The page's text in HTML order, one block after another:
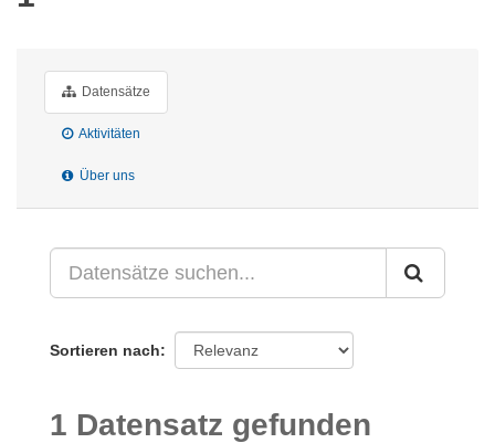
Datensätze
Aktivitäten
Über uns
Sortieren nach
1 Datensatz gefunden